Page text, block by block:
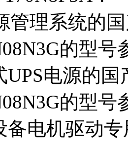
管理系统的
的型号
UPS电源的
的型号
备电机驱动